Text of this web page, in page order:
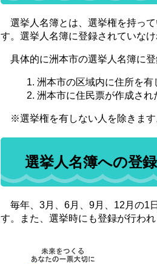
選挙人名簿とは、選挙権を持っ
す。選挙人名簿に登録されていなけ
具体的に洲本市の選挙人名簿に登
洲本市の区域内に住所を
洲本市に住民票が作成され
※選挙権を有しない人を除きます
選挙人名簿への登
毎年、3月、6月、9月、12月の1
す。また、選挙時にも登録が行われ